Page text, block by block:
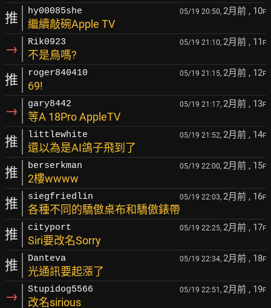
推 hy00085she 05/19 20:50, 2月前 , 10F
繼續敲碗Apple TV
→ Rik0923 05/19 21:10, 2月前 , 11 F
不是鳥嗎?
推 roger840410 05/19 21:15, 2月前 , 12F
69!
→ gary8442 05/19 21:17, 2月前 , 13F
等A 18Pro AppleTV
推 littlewhite 05/19 21:52, 2月前 , 14F
還以為是AI鴿子飛到了
推 berserkman 05/19 22:00, 2月前 , 15F
2樓wwww
推 siegfriedlin 05/19 22:03, 2月前 , 16F
各種不同的驕傲桌布和驕傲錶帶
推 cityport 05/19 22:25, 2月前 , 17F
Siri要改名Sorry
推 Danteva 05/19 22:34, 2月前 , 18F
光通訊要起漲了
→ Stupidog5566 05/19 22:51, 2月前 , 19F
改名sirious